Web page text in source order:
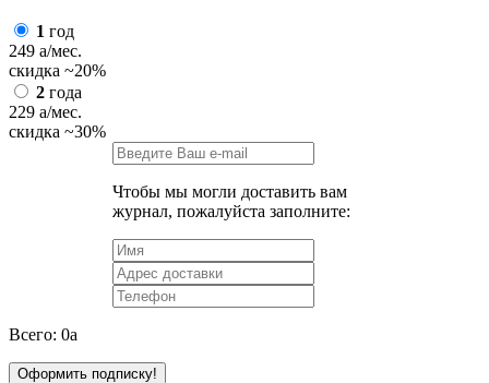
1 год
249 a/мес.
скидка ~20%
2 года
229 a/мес.
скидка ~30%
Чтобы мы могли доставить вам
журнал, пожалуйста заполните:
Всего: 0a
Оформить подписку!